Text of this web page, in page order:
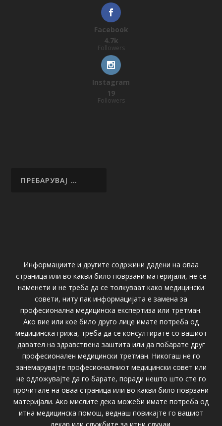
Facebook
4.7k
Followers
Instagram
19
Followers
Информациите и другите содржини дадени на оваа
страница или во какви било поврзани материјали, не се
наменети и не треба да се толкуваат како медицински
совети, ниту пак информацијата е замена за
професионална медицинска експертиза или третман.
Ако вие или кое било друго лице имате потреба од
медицинска грижа, треба да се консултирате со вашиот
давател на здравствена заштита или да побарате друг
професионален медицински третман. Никогаш не го
занемарувајте професионалниот медицински совет или
не одложувајте да го барате, поради нешто што сте го
прочитале на оваа страница или во какви било поврзани
материјали. Ако мислите дека можеби имате потреба од
итна медицинска помош, веднаш повикајте го вашиот